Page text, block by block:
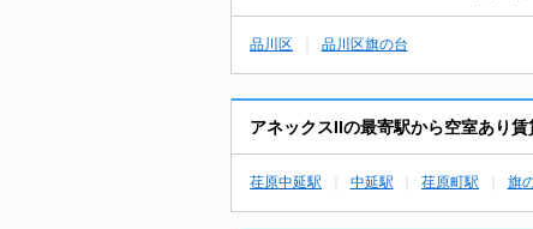
品川区 品川区旗の台
アネックスIIの最寄駅から空室あり
荏原中延駅 中延駅 荏原町駅 旗